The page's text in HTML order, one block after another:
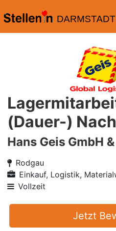
DARMSTADT
(Dauer-)
Hans Geis GmbH
Rodgau
Einkauf, Logistik,
Vollzeit
Jetzt